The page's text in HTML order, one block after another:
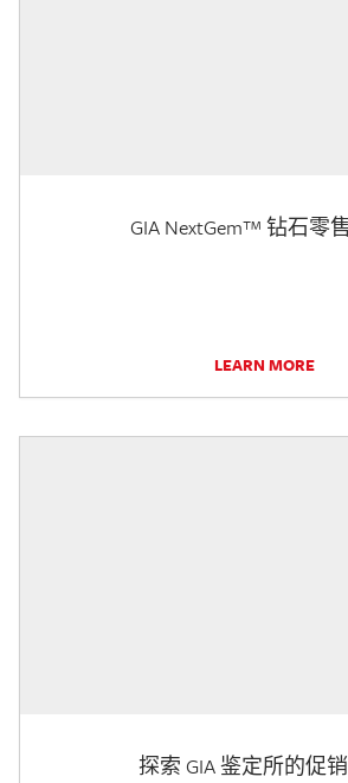
GIA NextGem™ 钻石零
LEARN MORE
探索 GIA 鉴定所的促